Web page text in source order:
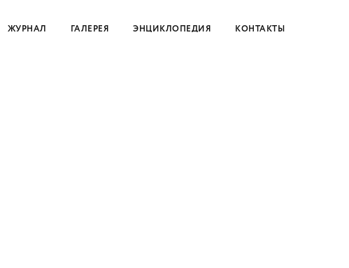
ЖУРНАЛ ГАЛЕРЕЯ ЭНЦИКЛОПЕДИЯ КОНТАКТЫ